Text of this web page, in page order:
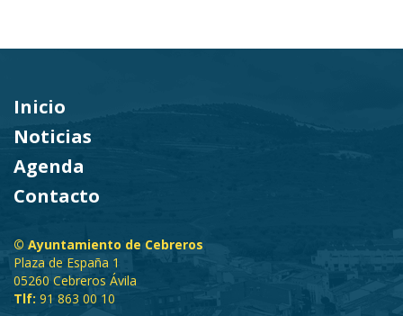
Inicio
Noticias
Agenda
Contacto
© Ayuntamiento de Cebreros
Plaza de España 1
05260 Cebreros Ávila
Tlf: 91 863 00 10